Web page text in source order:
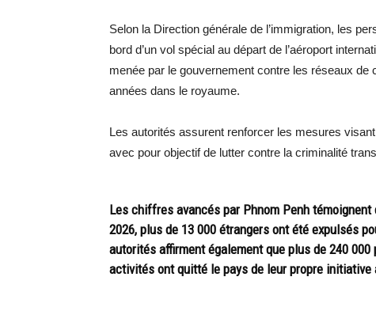
Selon la Direction générale de l’immigration, les
bord d’un vol spécial au départ de l’aéroport
menée par le gouvernement contre les réseaux
années dans le royaume.
Les autorités assurent renforcer les mesures
avec pour objectif de lutter contre la criminalité
Les chiffres avancés par Phnom Penh
2026, plus de 13 000 étrangers ont été expulsés
autorités affirment également que plus de 240
activités ont quitté le pays de leur propre initiative